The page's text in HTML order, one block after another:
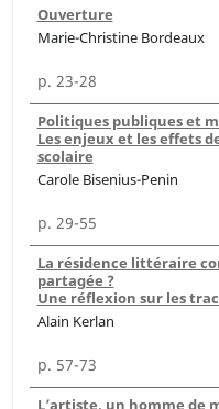
Ouverture
Marie-Christine Bordeaux
p. 23-28
Politiques publiques et
Les enjeux et les effets
scolaire
Carole Bisenius-Penin
p. 29-55
La résidence littéraire
partagée ?
Une réflexion sur les
Alain Kerlan
p. 57-73
L’artiste, un homme de